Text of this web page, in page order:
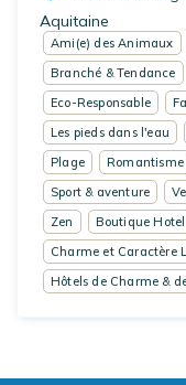
Aquitaine
Ami(e) des Animaux
Branché & Tendance
Eco-Responsable
Les pieds dans l'eau
Plage
Romantisme
Sport & aventure
Zen
Boutique Hotel
Charme et Caractère
Hôtels de Charme &